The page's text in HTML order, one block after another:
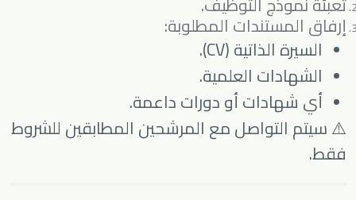
إرفاق المستندات المطلوبة:
السيرة الذاتية (CV).
الشهادات العلمية.
أي شهادات أو دورات داعمة.
⚠️ سيتم التواصل مع المرشحين المطابقين للشروط
فقط.